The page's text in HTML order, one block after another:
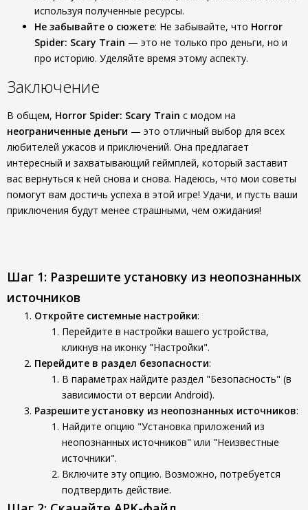
используя полученные ресурсы.
Не забывайте о сюжете: Не забывайте, что Horror
Spider: Scary Train — это не только про деньги, но и
про историю. Уделяйте время этому аспекту.
Заключение
В общем, Horror Spider: Scary Train с модом на
неограниченные деньги — это отличный выбор для всех
любителей ужасов и приключений. Она предлагает
интересный и захватывающий геймплей, который заставит
вас вернуться к ней снова и снова. Надеюсь, что мои советы
помогут вам достичь успеха в этой игре! Удачи, и пусть ваши
приключения будут менее страшными, чем ожидания!
Шаг 1: Разрешите установку из неопознанных
источников
Откройте системные настройки:
Перейдите в настройки вашего устройства,
кликнув на иконку "Настройки".
Перейдите в раздел безопасности:
В параметрах найдите раздел "Безопасность" (в
зависимости от версии Android).
Разрешите установку из неопознанных источников:
Найдите опцию "Установка приложений из
неопознанных источников" или "Неизвестные
источники".
Включите эту опцию. Возможно, потребуется
подтвердить действие.